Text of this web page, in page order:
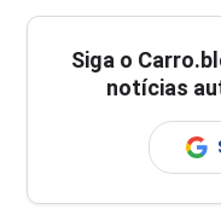
Siga o
notícias